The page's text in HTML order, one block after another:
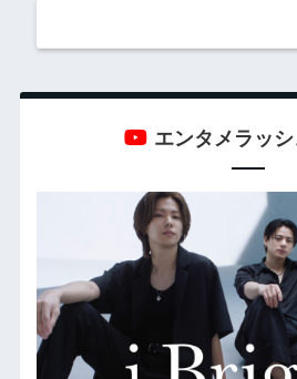
エンタメラッ